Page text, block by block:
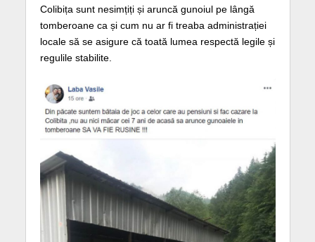
Colibița sunt nesimțiți și aruncă gunoiul pe lângă
tomberoane ca și cum nu ar fi treaba administrației
locale să se asigure că toată lumea respectă legile și
regulile stabilite.